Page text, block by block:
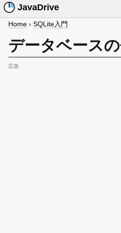
JavaDrive
Home › SQLite入門
データベース
広告